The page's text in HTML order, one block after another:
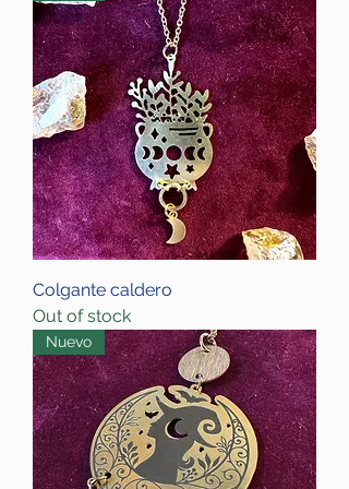
Colgante caldero
Out of stock
Nuevo